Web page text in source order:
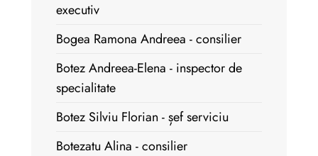
executiv
Bogea Ramona Andreea - consilier
Botez Andreea-Elena - inspector de
specialitate
Botez Silviu Florian - șef serviciu
Botezatu Alina - consilier